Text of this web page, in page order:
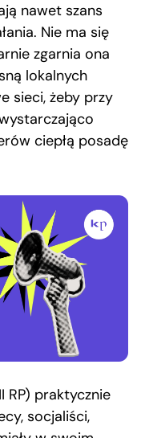
nawet szans
Nie ma się
zgarnia ona
lokalnych
sieci, żeby przy
ciepłą posadę
RP) praktycznie
socjaliści,